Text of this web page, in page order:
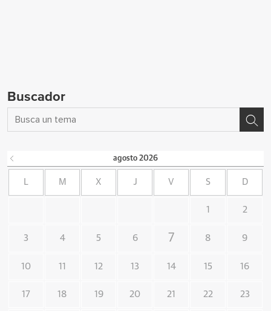
Buscador
agosto 2026
L M X J V S D
1 2
3 4 5 6 7 8 9
10 11 12 13 14 15 16
17 18 19 20 21 22 23